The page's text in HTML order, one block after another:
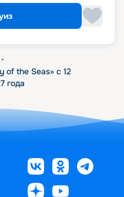
•
of the Seas» с 12
года